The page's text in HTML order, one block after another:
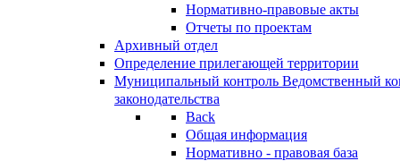
Нормативно-правовые акты
Отчеты по проектам
Архивный отдел
Определение прилегающей территории
Муниципальный контроль Ведомственный
законодательства
Back
Общая информация
Нормативно - правовая база